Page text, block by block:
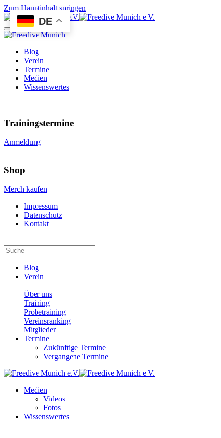
Zum Hauptinhalt springen
Blog
Verein
Termine
Medien
Wissenswertes
Trainingstermine
Anmeldung
Shop
Merch kaufen
Impressum
Datenschutz
Kontakt
Blog
Verein
Über uns
Training
Probetraining
Vereinsranking
Mitglieder
Termine
Zukünftige Termine
Vergangene Termine
Medien
Videos
Fotos
Wissenswertes
DE